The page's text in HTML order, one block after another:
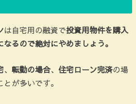
は自宅用の融資で投資用物件を購入
るので絶対にやめましょう。
、 転勤の場合、 住宅ローン完済の場
が多いです。